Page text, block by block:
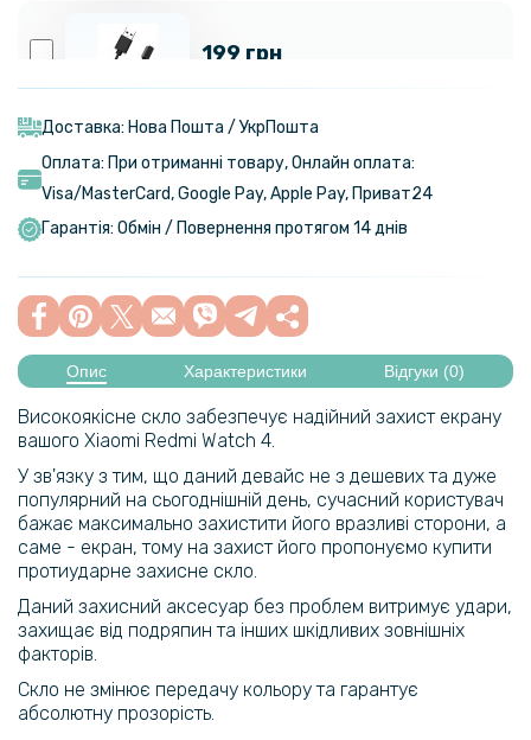
199 грн
Watch 4 / Watch 5, Black
189 грн
Redmi Watch 4
229 грн
Ремінець Silicone для Xiaomi Redmi Watch 4
139 грн
Протиударне захисне скло SoftGlass Full Cover PMMA для Xiaomi
Redmi Watch 4, Black
101 грн
Захисний силіконовий чохол для смартгодинника Xiaomi Redmi
Watch 4
Доставка: Нова Пошта / УкрПошта
Оплата: При отриманні товару, Онлайн оплата:
Visa/MasterСard, Google Pay, Apple Pay, Приват24
Гарантія: Обмін / Повернення протягом 14 днів
Опис Характеристики Відгуки (0)
Високоякісне скло забезпечує надійний захист екрану
вашого Xiaomi Redmi Watch 4.
У зв'язку з тим, що даний девайс не з дешевих та дуже
популярний на сьогоднішній день, сучасний користувач
бажає максимально захистити його вразливі сторони, а
саме - екран, тому на захист його пропонуємо купити
протиударне захисне скло.
Даний захисний аксесуар без проблем витримує удари,
захищає від подряпин та інших шкідливих зовнішніх
факторів.
Скло не змінює передачу кольору та гарантує
абсолютну прозорість.